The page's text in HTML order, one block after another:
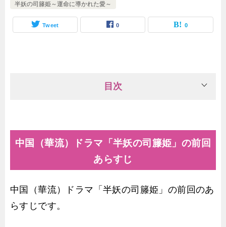
半妖の司籐姫～運命に導かれた愛～
Tweet 0 0
目次
中国（華流）ドラマ「半妖の司籐姫」の前回
あらすじ
中国（華流）ドラマ「半妖の司籐姫」の前回のあ
らすじです。